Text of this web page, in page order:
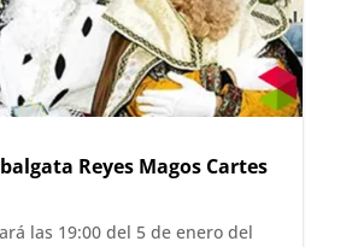
Reyes Magos Cartes
las 19:00 del 5 de enero del